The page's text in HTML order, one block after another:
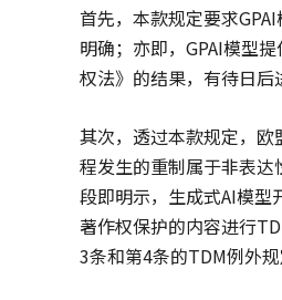
首先，本款规定要求
明确；亦即，GPAI模型
权法》的结果，有待日后
其次，透过本款规定，
程发生的重制属于非表
段即明示，生成式AI模型
著作权保护的内容进行
3条和第4条的TDM例外